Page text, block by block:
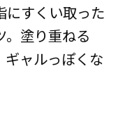
にすくい取った
。塗り重ねる
ギャルっぽくな